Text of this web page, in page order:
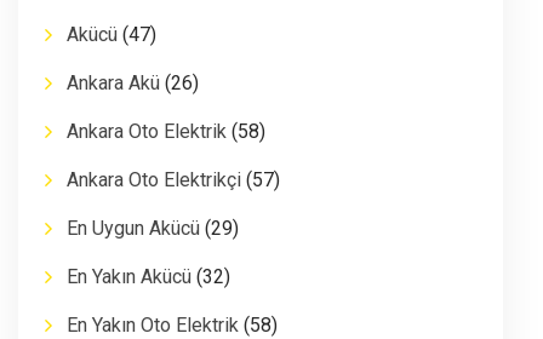
Akücü (47)
Ankara Akü (26)
Ankara Oto Elektrik (58)
Ankara Oto Elektrikçi (57)
En Uygun Akücü (29)
En Yakın Akücü (32)
En Yakın Oto Elektrik (58)